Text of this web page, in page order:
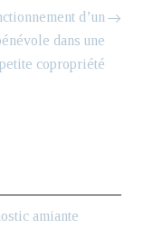
d’un
dans une
petite copropriété
amiante